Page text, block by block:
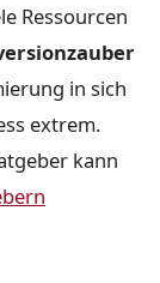
Ressourcen
in sich
extrem.
kann